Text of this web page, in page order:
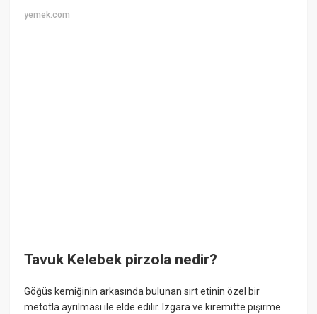
yemek.com
Tavuk Kelebek pirzola nedir?
Göğüs kemiğinin arkasında bulunan sırt etinin özel bir
metotla ayrılması ile elde edilir. Izgara ve kiremitte pişirme